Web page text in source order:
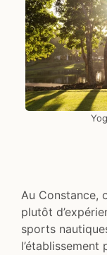
Au Constance,
plutôt
sports